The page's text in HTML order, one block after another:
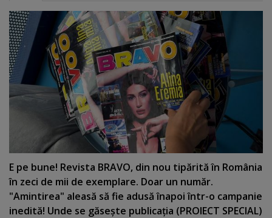
E pe bune! Revista BRAVO, din nou tipărită în România
în zeci de mii de exemplare. Doar un număr.
"Amintirea" aleasă să fie adusă înapoi într-o campanie
inedită! Unde se găseşte publicaţia (PROIECT SPECIAL)